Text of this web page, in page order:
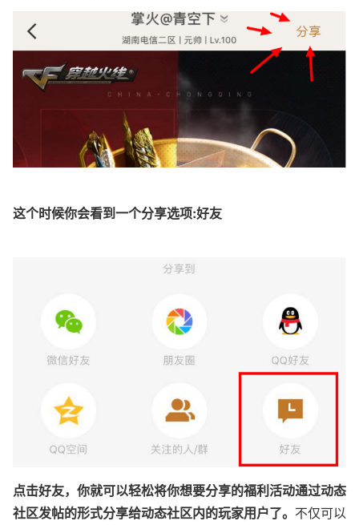
这个时候你会看到一个分享选项:好友
点击好友，你就可以轻松将你想要分享的福利活动通过动态
社区发帖的形式分享给动态社区内的玩家用户了。 不仅可以